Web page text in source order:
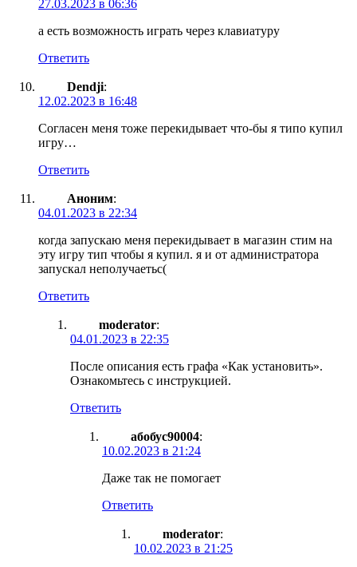
27.03.2023 в 06:36
а есть возможность играть через клавиатуру
Ответить
Dendji:
12.02.2023 в 16:48
Согласен меня тоже перекидывает что-бы я типо купил
игру…
Ответить
Аноним:
04.01.2023 в 22:34
когда запускаю меня перекидывает в магазин стим на
эту игру тип чтобы я купил. я и от администратора
запускал неполучаетьс(
Ответить
moderator:
04.01.2023 в 22:35
После описания есть графа «Как установить».
Ознакомьтесь с инструкцией.
Ответить
абобус90004:
10.02.2023 в 21:24
Даже так не помогает
Ответить
moderator:
10.02.2023 в 21:25